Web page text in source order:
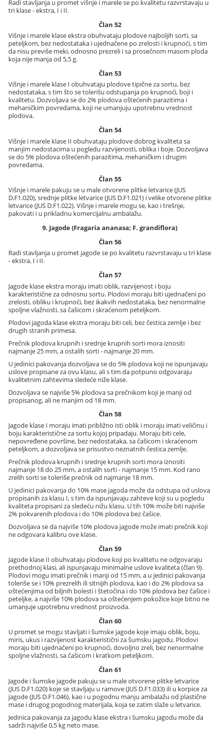
Radi stavljanja u promet višnje i marele se po kvalitetu razvrstavaju u
tri klase - ekstra, I i II.
Član 52
Višnje i marele klase ekstra obuhvataju plodove najboljih sorti, sa
peteljkom, bez nedostataka i ujednačene po zrelosti i krupnoći, s tim
da nisu previše meki, odnosno prezreli i sa prosečnom masom ploda
koja nije manja od 5,5 g.
Član 53
Višnje i marele klase I obuhvataju plodove tipične za sortu, bez
nedostataka, s tim što se tolerišu odstupanja po krupnoći, boji i
kvalitetu. Dozvoljava se do 2% plodova oštećenih parazitima i
mehaničkim povredama, koji ne umanjuju upotrebnu vrednost
plodova.
Član 54
Višnje i marele klase II obuhvataju plodove dobrog kvaliteta sa
manjim nedostacima u pogledu razvijenosti, oblika i boje. Dozvoljava
se do 5% plodova oštećenih parazitima, mehaničkim i drugim
povredama.
Član 55
Višnje i marele pakuju se u male otvorene plitke letvarice (JUS
D.F1.020), srednje plitke letvarice (JUS D.F1.021) i velike otvorene plitke
letvarice (JUS D.F1.022). Višnje i marele mogu se, kao i trešnje,
pakovati i u prikladnu komercijalnu ambalažu.
9. Jagode (Fragaria ananasa; F. grandiflora)
Član 56
Radi stavljanja u promet jagode se po kvalitetu razvrstavaju u tri klase
- ekstra, I i II.
Član 57
Jagode klase ekstra moraju imati oblik, razvijenost i boju
karakteristične za odnosnu sortu. Plodovi moraju biti ujednačeni po
zrelosti, obliku i krupnoći, bez ikakvih nedostataka, bez nenormalne
spoljne vlažnosti, sa čašicom i skraćenom peteljkom.
Plodovi jagoda klase ekstra moraju biti celi, bez čestica zemlje i bez
drugih stranih primesa.
Prečnik plodova krupnih i srednje krupnih sorti mora iznositi
najmanje 25 mm, a ostalih sorti - najmanje 20 mm.
U jedinici pakovanja dozvoljava se do 5% plodova koji ne ispunjavaju
uslove propisane za ovu klasu, ali s tim da potpuno odgovaraju
kvalitetnim zahtevima sledeće niže klase.
Dozvoljava se najviše 5% plodova sa prečnikom koji je manji od
propisanog, ali ne manjim od 18 mm.
Član 58
Jagode klase I moraju imati približno isti oblik i moraju imati veličinu i
boju karakteristične za sortu kojoj pripadaju. Moraju biti cele,
nepovređene površine, bez nedostataka, sa čašicom i skraćenom
peteljkom, a dozvoljava se prisustvo neznatnih čestica zemlje.
Prečnik plodova krupnih i srednje krupnih sorti mora iznositi
najmanje 18 do 25 mm, a ostalih sorti - najmanje 15 mm. Kod rano
zrelih sorti se toleriše prečnik od najmanje 18 mm.
U jedinici pakovanja do 10% mase jagoda može da odstupa od uslova
propisanih za klasu I, s tim da ispunjavaju zahteve koji su u pogledu
kvaliteta propisani za sledeću nižu klasu. U tih 10% može biti najviše
2% pokvarenih plodova i do 10% plodova bez čašice.
Dozvoljava se da najviše 10% plodova jagode može imati prečnik koji
ne odgovara kalibru ove klase.
Član 59
Jagode klase II obuhvataju plodove koji po kvalitetu ne odgovaraju
prethodnoj klasi, ali ispunjavaju minimalne uslove kvaliteta (član 9).
Plodovi mogu imati prečnik i manji od 15 mm, a u jedinici pakovanja
toleriše se i 10% prezrelih ili sitnijih plodova, kao i do 2% plodova sa
oštećenjima od biljnih bolesti i štetočina i do 10% plodova bez čašice i
peteljke, a najviše 10% plodova sa oštećenjem pokožice koje bitno ne
umanjuje upotrebnu vrednost proizvoda.
Član 60
U promet se mogu stavljati i šumske jagode koje imaju oblik, boju,
miris, ukus i razvijenost karakteristični za šumsku jagodu. Plodovi
moraju biti ujednačeni po krupnoći, dovoljno zreli, bez nenormalne
spoljne vlažnosti, sa čašicom i kratkom peteljkom.
Član 61
Jagode i šumske jagode pakuju se u male otvorene plitke letvarice
(JUS D.F1.020) koje se stavljaju u ramove (JUS D.F1.033) ili u korpice za
jagode (JUS D.F1.046), kao i u pogodnu manju ambalažu od plastične
mase i drugog pogodnog materijala, koja se zatim slaže u letvarice.
Jedinica pakovanja za jagodu klase ekstra i šumsku jagodu može da
sadrži najviše 0,5 kg neto mase.